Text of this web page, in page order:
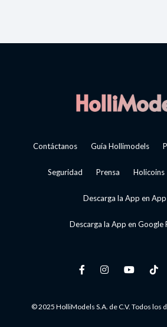
Contáctanos Guía Hollimodels
Seguridad Prensa Holicoins
Descarga la App en
Descarga la App en Google
© 2025 HolliModels S.A. de C.V. Todos los